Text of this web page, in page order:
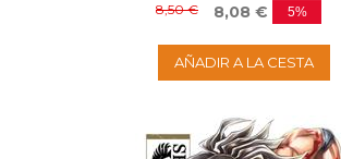
8,50 € 8,08 € 5%
AÑADIR A LA CESTA